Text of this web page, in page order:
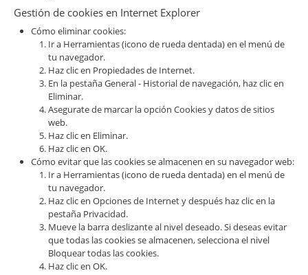
Gestión de cookies en Internet Explorer
Cómo eliminar cookies:
Ir a Herramientas (icono de rueda dentada) en el menú de
tu navegador.
Haz clic en Propiedades de Internet.
En la pestaña General - Historial de navegación, haz clic en
Eliminar.
Asegurate de marcar la opción Cookies y datos de sitios
web.
Haz clic en Eliminar.
Haz clic en OK.
Cómo evitar que las cookies se almacenen en su navegador web:
Ir a Herramientas (icono de rueda dentada) en el menú de
tu navegador.
Haz clic en Opciones de Internet y después haz clic en la
pestaña Privacidad.
Mueve la barra deslizante al nivel deseado. Si deseas evitar
que todas las cookies se almacenen, selecciona el nivel
Bloquear todas las cookies.
Haz clic en OK.